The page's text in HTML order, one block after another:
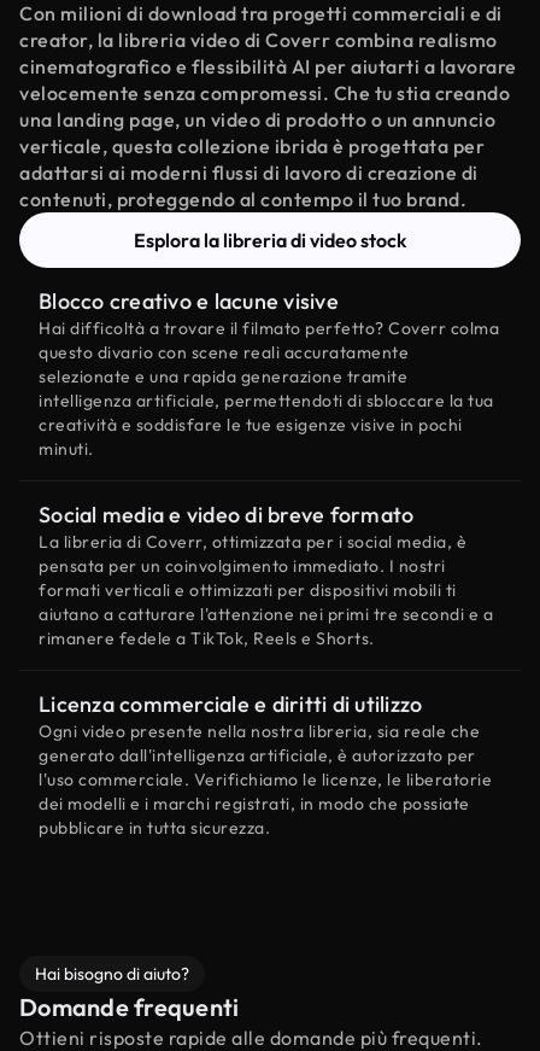
Con milioni di download tra progetti commerciali e di
creator, la libreria video di Coverr combina realismo
cinematografico e flessibilità AI per aiutarti a lavorare
velocemente senza compromessi. Che tu stia creando
una landing page, un video di prodotto o un annuncio
verticale, questa collezione ibrida è progettata per
adattarsi ai moderni flussi di lavoro di creazione di
contenuti, proteggendo al contempo il tuo brand.
Esplora la libreria di video stock
Blocco creativo e lacune visive
Hai difficoltà a trovare il filmato perfetto? Coverr colma
questo divario con scene reali accuratamente
selezionate e una rapida generazione tramite
intelligenza artificiale, permettendoti di sbloccare la tua
creatività e soddisfare le tue esigenze visive in pochi
minuti.
Social media e video di breve formato
La libreria di Coverr, ottimizzata per i social media, è
pensata per un coinvolgimento immediato. I nostri
formati verticali e ottimizzati per dispositivi mobili ti
aiutano a catturare l'attenzione nei primi tre secondi e a
rimanere fedele a TikTok, Reels e Shorts.
Licenza commerciale e diritti di utilizzo
Ogni video presente nella nostra libreria, sia reale che
generato dall'intelligenza artificiale, è autorizzato per
l'uso commerciale. Verifichiamo le licenze, le liberatorie
dei modelli e i marchi registrati, in modo che possiate
pubblicare in tutta sicurezza.
Hai bisogno di aiuto?
Domande frequenti
Ottieni risposte rapide alle domande più frequenti.